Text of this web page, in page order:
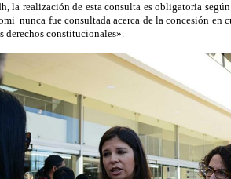
la realización de esta consulta es obligatoria
nunca fue consultada acerca de la concesión en
derechos constitucionales».